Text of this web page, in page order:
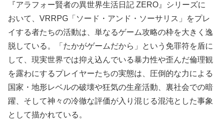
『アラフォー賢者の異世界生活日記 ZERO』シリーズに
おいて、VRRPG「ソード・アンド・ソーサリス」をプレ
イする者たちの活動は、単なるゲーム攻略の枠を大きく逸
脱している。「たかがゲームだから」という免罪符を盾に
して、現実世界では抑え込んでいる暴力性や歪んだ倫理観
を露わにするプレイヤーたちの実態は、圧倒的な力による
国家・地形レベルの破壊や狂気の生産活動、裏社会での暗
躍、そして神々の冷徹な評価が入り混じる混沌とした事象
として描かれている。